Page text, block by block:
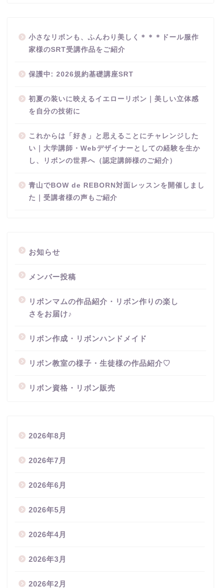
小さなリボンも、ふんわり美しく＊＊＊ドール服作
家様のSRT受講作品をご紹介
保護中: 2026規約基礎講座SRT
初夏の装いに映えるイエローリボン｜美しい立体感
を自分の技術に
これからは「好き」と思えることにチャレンジした
い｜大学講師・Webデザイナーとしての経験を生か
し、リボンの世界へ（認定講師様のご紹介）
青山でBOW de REBORN対面レッスンを開催しまし
た｜受講者様の声もご紹介
お知らせ
メンバー投稿
リボンマムの作品紹介・リボン作りの楽し
さをお届け♪
リボン作成・リボンハンドメイド
リボン教室の様子・生徒様の作品紹介♡
リボン資格・リボン販売
2026年8月
2026年7月
2026年6月
2026年5月
2026年4月
2026年3月
2026年2月